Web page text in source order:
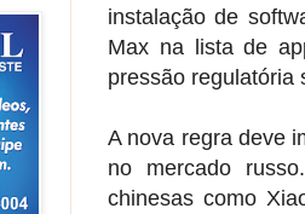
instalação de
Max na lista de
pressão regulatória
A nova regra deve
no mercado
chinesas como